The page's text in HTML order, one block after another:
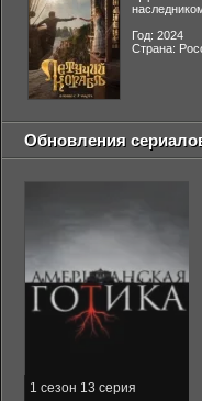
Год: 2024
Страна:
Обновления
1 сезон 13 серия